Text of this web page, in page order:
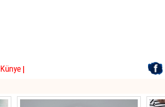
Künye |